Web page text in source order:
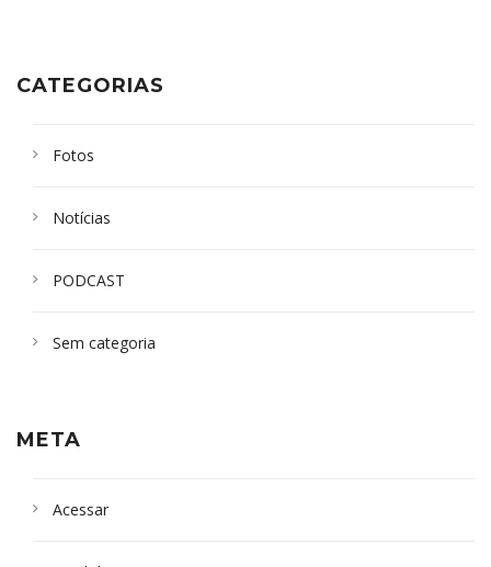
CATEGORIAS
Fotos
Notícias
PODCAST
Sem categoria
META
Acessar